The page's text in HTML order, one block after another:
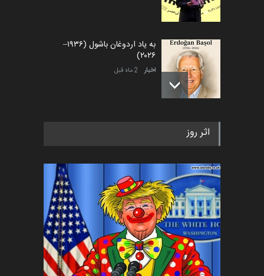
به یاد اردوغان باشول (۱۹۳۶–
۲۰۲۶)
اخبار 2 ماه قبل
رویداد کارگاهی کارتون و پوستر
اخبار 6 ماه قبل
فراخوان رویداد کارگاهی کارتون و
پوستر "ایران سربل…
اخبار 6 ماه قبل
اثر روز